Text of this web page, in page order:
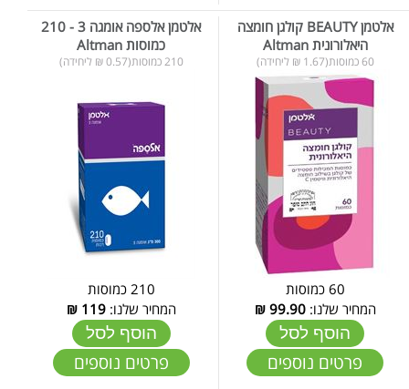
אלטמן BEAUTY קולגן חומצה
היאלורונית Altman
60 כמוסות(1.67 ₪ ליחידה)
60 כמוסות
המחיר שלנו:99.90
₪
הוסף לסל
פרטים נוספים
אלטמן אלספה אומגה 3 - 210
כמוסות Altman
210 כמוסות(0.57 ₪ ליחידה)
210 כמוסות
המחיר שלנו:119
₪
הוסף לסל
פרטים נוספים